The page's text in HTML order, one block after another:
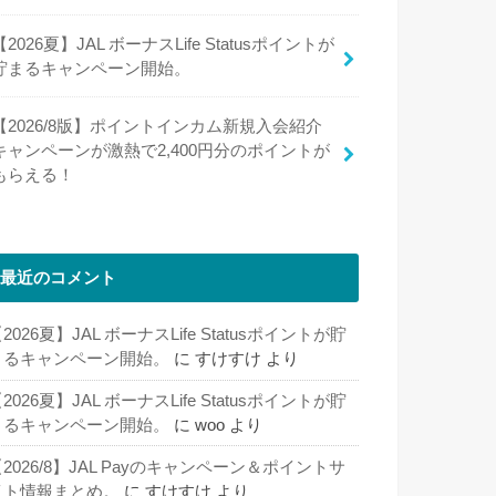
2026夏】JAL ボーナスLife Statusポイントが
まるキャンペーン開始。
2026/8版】ポイントインカム新規入会紹介
ャンペーンが激熱で2,400円分のポイントが
らえる！
最近のコメント
2026夏】JAL ボーナスLife Statusポイントが貯
キャンペーン開始。
に すけすけ より
2026夏】JAL ボーナスLife Statusポイントが貯
キャンペーン開始。
に woo より
2026/8】JAL Payのキャンペーン＆ポイントサ
情報まとめ。
に すけすけ より